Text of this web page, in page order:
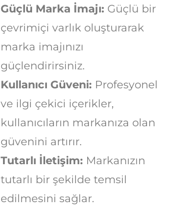
Güçlü Marka İmajı: Güçlü bir
çevrimiçi varlık oluşturarak
marka imajınızı
güçlendirirsiniz.
Kullanıcı Güveni: Profesyonel
ve ilgi çekici içerikler,
kullanıcıların markanıza olan
güvenini artırır.
Tutarlı İletişim: Markanızın
tutarlı bir şekilde temsil
edilmesini sağlar.